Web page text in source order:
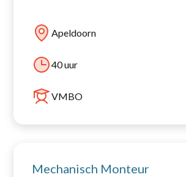
Apeldoorn
40 uur
VMBO
Mechanisch Monteur